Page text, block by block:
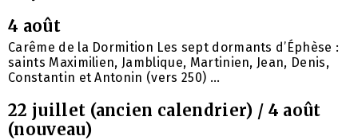
4 août
Carême de la Dormition Les sept dormants d’Éphèse :
saints Maximilien, Jamblique, Martinien, Jean, Denis,
Constantin et Antonin (vers 250) ...
22 juillet (ancien calendrier) / 4 août
(nouveau)